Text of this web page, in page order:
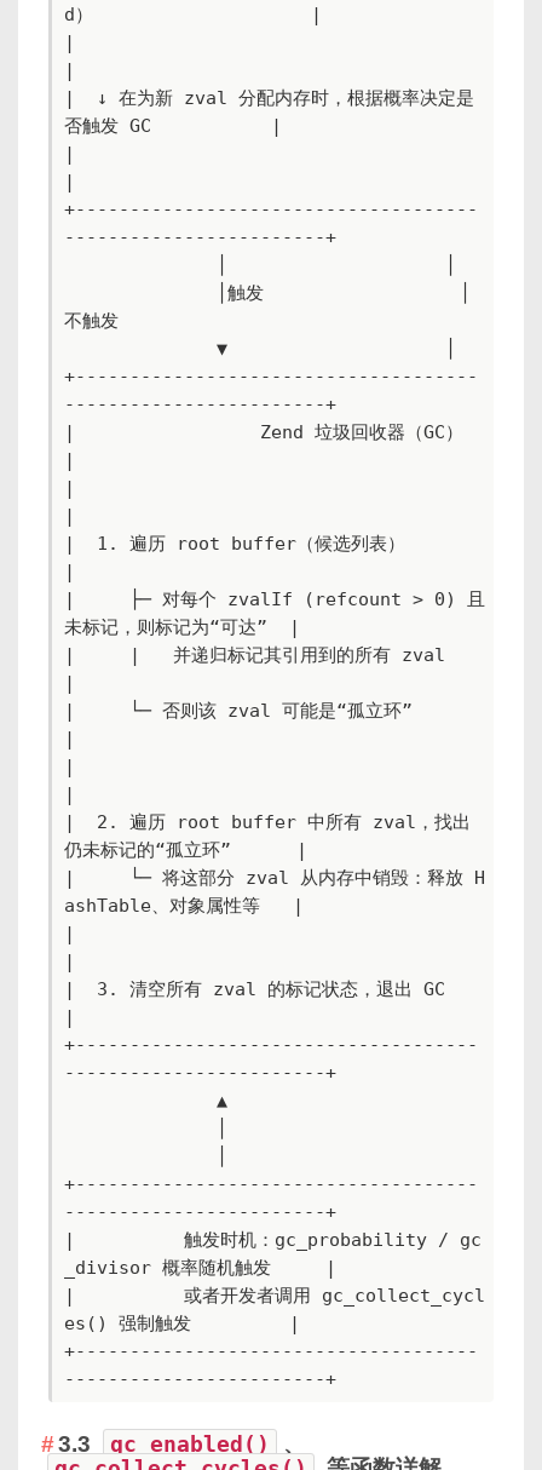
d）                    |
|
|
|  ↓ 在为新 zval 分配内存时，根据概率决定是
否触发 GC           |
|
|
+-------------------------------------
------------------------+
不触发
+-------------------------------------
------------------------+
|                 Zend 垃圾回收器（GC）
|
|
|
|  1. 遍历 root buffer（候选列表）
|
|     ├─ 对每个 zvalIf (refcount > 0) 且
未标记，则标记为“可达”  |
|     |   并递归标记其引用到的所有 zval
|
|     └─ 否则该 zval 可能是“孤立环”
|
|
|
|  2. 遍历 root buffer 中所有 zval，找出
仍未标记的“孤立环”      |
|     └─ 将这部分 zval 从内存中销毁：释放 H
ashTable、对象属性等   |
|
|
|  3. 清空所有 zval 的标记状态，退出 GC
|
+-------------------------------------
------------------------+
+-------------------------------------
------------------------+
|          触发时机：gc_probability / gc
_divisor 概率随机触发     |
|          或者开发者调用 gc_collect_cycl
es() 强制触发         |
+-------------------------------------
------------------------+
3.3 gc_enabled()
、